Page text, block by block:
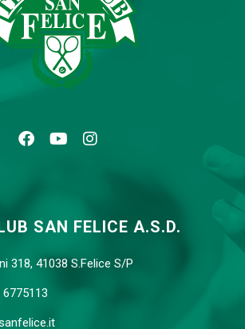
SAN FELICE A.S.D.
318, 41038 S.Felice S/P
6775113